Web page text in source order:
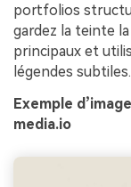
portfolios
gardez la teinte
principaux et
légendes subtiles.
Exemple
media.io